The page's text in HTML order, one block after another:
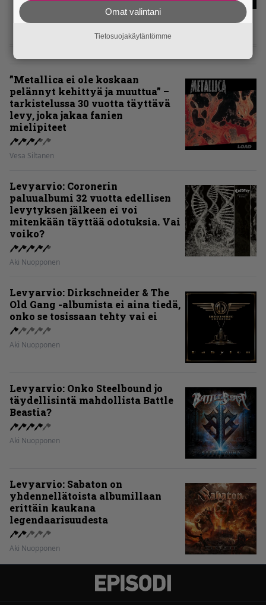
”Metallica ei ole koskaan
pelännyt kehittyä ja muuttua” –
tarkistelussa 30 vuotta täyttävä
levy, joka jakaa fanien
mielipiteet
Vesa Siltanen
Levyarvio: Coronerin
paluualbumi 32 vuotta edellisen
levytyksen jälkeen ei voi
mitenkään täyttää odotuksia. Vai
voiko?
Aki Nuopponen
Levyarvio: Dirkschneider & The
Old Gang -albumista ei aina tiedä,
onko se tosissaan tehty vai ei
Aki Nuopponen
Levyarvio: Onko Steelbound jo
täydellisintä mahdollista Battle
Beastia?
Aki Nuopponen
Levyarvio: Sabaton on
yhdennellätoista albumillaan
erittäin kaukana
legendaarisuudesta
Aki Nuopponen
Omat valintani
Tietosuojakäytäntömme